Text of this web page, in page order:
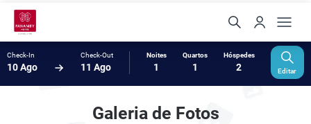
Check-In
10 Ago
Check-Out
11 Ago
Noites
1
Quartos
1
Hóspedes
2 Editar
Galeria de Fotos